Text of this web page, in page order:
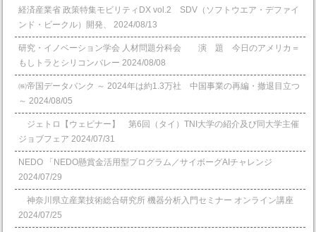
経済産業省 政策特集モビリティDX vol.2 SDV（ソフトウエア・デファイ
ンド・ビークル）開発、
2024/08/13
研究・イノベーション学会 人材問題分科会 演 題 今日のアメリカ＝
もしトラとシリコンバレー 2024/08/08
㈱帝国データバンク ～ 2024年は約1.3万社 中国事業の再編・撤退目立つ
～ 2024/08/05
ジェトロ【ウェビナー】 第6回（タイ）TNI大学の紹介及び同大学主催
ジョブフェア 2024/07/31
NEDO 「NEDO懸賞⾦活⽤型プログラム／サイボーグAIチャレンジ
2024/07/29
神奈川県立産業技術総合研究所 機器分析入門セミナー オンライン講座
2024/07/25